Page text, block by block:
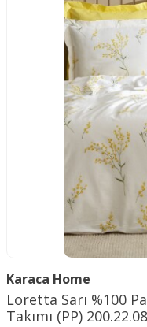
Karaca Home
Loretta Sarı %100
Takımı (PP)